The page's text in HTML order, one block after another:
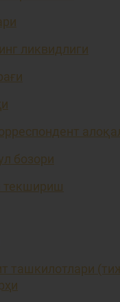
ликвидлиги
бозори
текшириш
ташкилотлари